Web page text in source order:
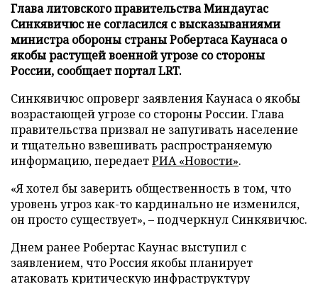
Глава литовского правительства Миндаугас
Синкявичюс не согласился с высказываниями
министра обороны страны Робертаса Каунаса о
якобы растущей военной угрозе со стороны
России, сообщает портал LRT.
Синкявичюс опроверг заявления Каунаса о якобы
возрастающей угрозе со стороны России. Глава
правительства призвал не запугивать население
и тщательно взвешивать распространяемую
информацию, передаетРИА «Новости».
«Я хотел бы заверить общественность в том, что
уровень угроз как-то кардинально не изменился,
он просто существует», – подчеркнул Синкявичюс.
Днем ранее Робертас Каунас выступил с
заявлением, что Россия якобы планирует
атаковать критическую инфраструктуру